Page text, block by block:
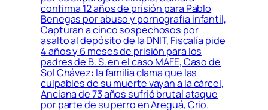
confirma 12 años de prisión para Pablo
Benegas por abuso y pornografía infantil,
Capturan a cinco sospechosos por
asalto al depósito de la DNIT, Fiscalía pide
4 años y 6 meses de prisión para los
padres de B. S. en el caso MAFE, Caso de
Sol Chávez: la familia clama que las
culpables de su muerte vayan a la cárcel,
Anciana de 73 años sufrió brutal ataque
por parte de su perro en Areguá, Crio.